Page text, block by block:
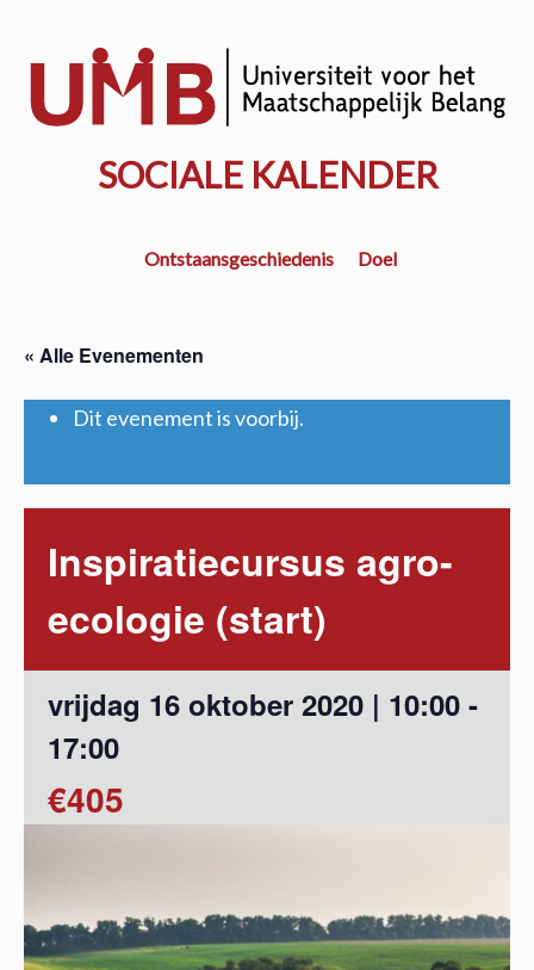
hoofd
SOCIALE KALENDER
Ontstaansgeschiedenis Doel
« Alle Evenementen
Dit evenement is voorbij.
Inspiratiecursus agro-
ecologie (start)
vrijdag 16 oktober 2020 | 10:00 -
17:00
€405